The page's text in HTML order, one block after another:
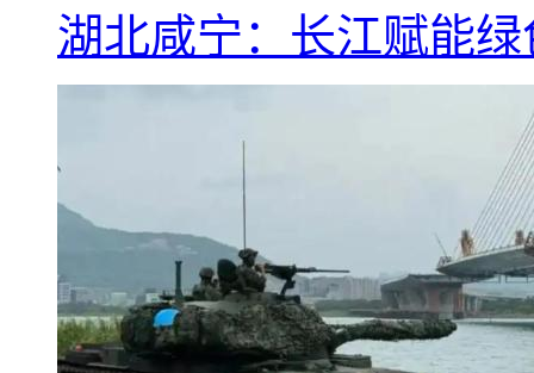
湖北咸宁：长江赋能